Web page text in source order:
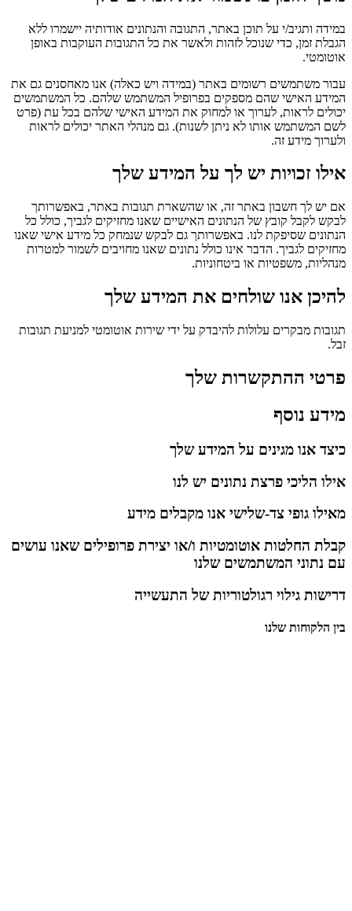
במידה ותגיב/י על תוכן באתר, התגובה והנתונים אודותיה יישמרו ללא
הגבלת זמן, כדי שנוכל לזהות ולאשר את כל התגובות העוקבות באופן
אוטומטי.
עבור משתמשים רשומים באתר (במידה ויש כאלה) אנו מאחסנים גם את
המידע האישי שהם מספקים בפרופיל המשתמש שלהם. כל המשתמשים
יכולים לראות, לערוך או למחוק את המידע האישי שלהם בכל עת (פרט
לשם המשתמש אותו לא ניתן לשנות). גם מנהלי האתר יכולים לראות
ולערוך מידע זה.
אילו זכויות יש לך על המידע שלך
אם יש לך חשבון באתר זה, או שהשארת תגובות באתר, באפשרותך
לבקש לקבל קובץ של הנתונים האישיים שאנו מחזיקים לגביך, כולל כל
הנתונים שסיפקת לנו. באפשרותך גם לבקש שנמחק כל מידע אישי שאנו
מחזיקים לגביך. הדבר אינו כולל נתונים שאנו מחויבים לשמור למטרות
מנהליות, משפטיות או ביטחוניות.
להיכן אנו שולחים את המידע שלך
תגובות מבקרים עלולות להיבדק על ידי שירות אוטומטי למניעת תגובות
זבל.
פרטי ההתקשרות שלך
מידע נוסף
כיצד אנו מגינים על המידע שלך
אילו הליכי פרצת נתונים יש לנו
מאילו גופי צד-שלישי אנו מקבלים מידע
קבלת החלטות אוטומטיות ו/או יצירת פרופילים שאנו עושים
עם נתוני המשתמשים שלנו
דרישות גילוי רגולטוריות של התעשייה
בין הלקוחות שלנו